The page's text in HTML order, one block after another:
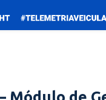
Módulo de